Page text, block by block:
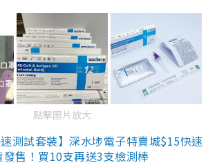
點擊圖片放大
測試套裝】深水埗電子特賣城$15快速
售！買10支再送3支檢測棒